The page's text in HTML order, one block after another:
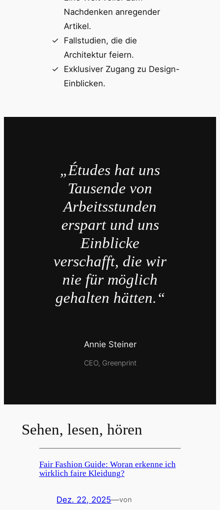
Nachdenken anregender
Artikel.
Fallstudien, die die
Architektur feiern.
Exklusiver Zugang zu Design-
Einblicken.
„Études hat uns
Tausende von
Arbeitsstunden
erspart und uns
Einblicke
verschafft, die wir
nie für möglich
gehalten hätten.“
Annie Steiner
CEO, Greenprint
Sehen, lesen, hören
Fair Fashion Guide: Woran erkenne ich
wirklich faire Kleidung?
Dez. 22, 2025—von